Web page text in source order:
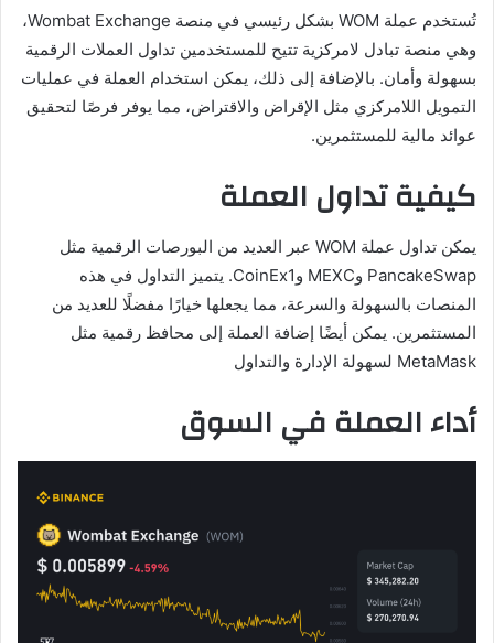
تُستخدم عملة WOM بشكل رئيسي في منصة Wombat Exchange،
وهي منصة تبادل لامركزية تتيح للمستخدمين تداول العملات الرقمية
بسهولة وأمان. بالإضافة إلى ذلك، يمكن استخدام العملة في عمليات
التمويل اللامركزي مثل الإقراض والاقتراض، مما يوفر فرصًا لتحقيق
عوائد مالية للمستثمرين.
كيفية تداول العملة
يمكن تداول عملة WOM عبر العديد من البورصات الرقمية مثل
PancakeSwap وMEXC وCoinEx1. يتميز التداول في هذه
المنصات بالسهولة والسرعة، مما يجعلها خيارًا مفضلًا للعديد من
المستثمرين. يمكن أيضًا إضافة العملة إلى محافظ رقمية مثل
MetaMask لسهولة الإدارة والتداول
أداء العملة في السوق